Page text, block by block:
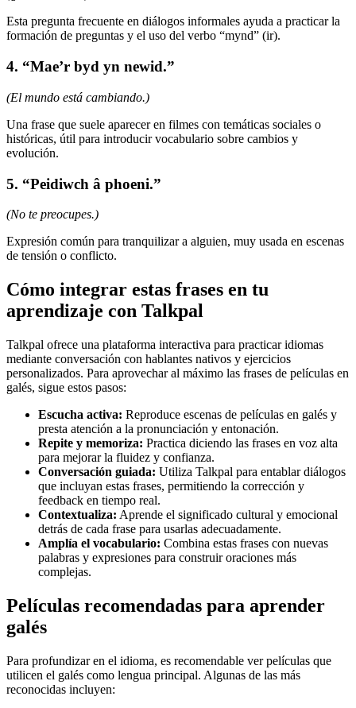
Esta pregunta frecuente en diálogos informales ayuda a practicar la
formación de preguntas y el uso del verbo “mynd” (ir).
4. “Mae’r byd yn newid.”
(El mundo está cambiando.)
Una frase que suele aparecer en filmes con temáticas sociales o
históricas, útil para introducir vocabulario sobre cambios y
evolución.
5. “Peidiwch â phoeni.”
(No te preocupes.)
Expresión común para tranquilizar a alguien, muy usada en escenas
de tensión o conflicto.
Cómo integrar estas frases en tu
aprendizaje con Talkpal
Talkpal ofrece una plataforma interactiva para practicar idiomas
mediante conversación con hablantes nativos y ejercicios
personalizados. Para aprovechar al máximo las frases de películas en
galés, sigue estos pasos:
Escucha activa: Reproduce escenas de películas en galés y
presta atención a la pronunciación y entonación.
Repite y memoriza: Practica diciendo las frases en voz alta
para mejorar la fluidez y confianza.
Conversación guiada: Utiliza Talkpal para entablar diálogos
que incluyan estas frases, permitiendo la corrección y
feedback en tiempo real.
Contextualiza: Aprende el significado cultural y emocional
detrás de cada frase para usarlas adecuadamente.
Amplía el vocabulario: Combina estas frases con nuevas
palabras y expresiones para construir oraciones más
complejas.
Películas recomendadas para aprender
galés
Para profundizar en el idioma, es recomendable ver películas que
utilicen el galés como lengua principal. Algunas de las más
reconocidas incluyen: